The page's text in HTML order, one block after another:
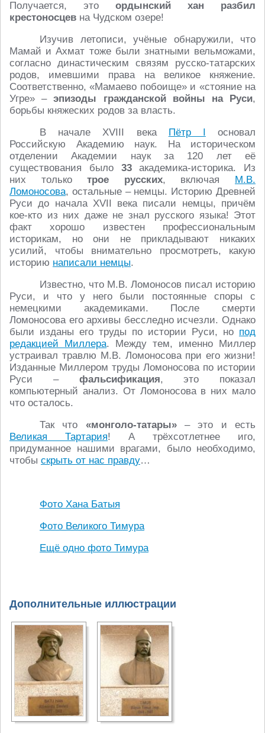
Получается, это ордынский хан разбил
крестоносцев на Чудском озере!
Изучив летописи, учёные обнаружили, что
Мамай и Ахмат тоже были знатными вельможами,
согласно династическим связям русско-татарских
родов, имевшими права на великое княжение.
Соответственно, «Мамаево побоище» и «стояние на
Угре» –эпизоды гражданской войны на Руси,
борьбы княжеских родов за власть.
В начале XVIII века Пётр I основал
Российскую Академию наук. На историческом
отделении Академии наук за 120 лет её
существования было 33академика-историка. Из
них толькотрое русских, включая М.В.
Ломоносова, остальные – немцы. Историю Древней
Руси до начала XVII века писали немцы, причём
кое-кто из них даже не знал русского языка! Этот
факт хорошо известен профессиональным
историкам, но они не прикладывают никаких
усилий, чтобы внимательно просмотреть, какую
историю написали немцы.
Известно, что М.В. Ломоносов писал историю
Руси, и что у него были постоянные споры с
немецкими академиками. После смерти
Ломоносова его архивы бесследно исчезли. Однако
были изданы его труды по истории Руси, но под
редакцией Миллера. Между тем, именно Миллер
устраивал травлю М.В. Ломоносова при его жизни!
Изданные Миллером труды Ломоносова по истории
Руси – фальсификация, это показал
компьютерный анализ. От Ломоносова в них мало
что осталось.
Так что «монголо-татары»– это и есть
Великая Тартария! А трёхсотлетнее иго,
придуманное нашими врагами, было необходимо,
чтобы скрыть от нас правду…
Фото Хана Батыя
Фото Великого Тимура
Ещё одно фото Тимура
Дополнительные иллюстрации